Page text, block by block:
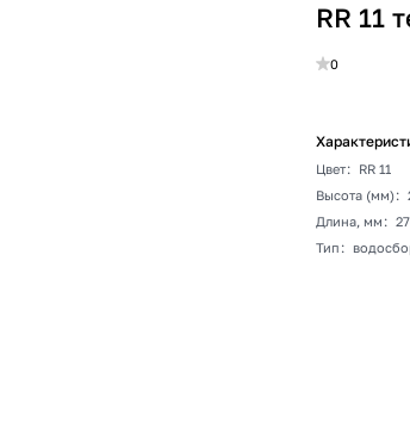
RR 11
0
Цвет:
RR 11
Высота (мм):
Длина, мм :
Тип :